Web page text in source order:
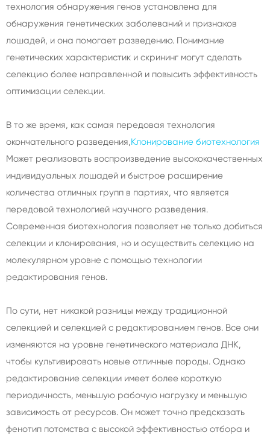
технология обнаружения генов установлена для
обнаружения генетических заболеваний и признаков
лошадей, и она помогает разведению. Понимание
генетических характеристик и скрининг могут сделать
селекцию более направленной и повысить эффективность
оптимизации селекции.
В то же время, как самая передовая технология
окончательного разведения,Клонирование биотехнология
Может реализовать воспроизведение высококачественных
индивидуальных лошадей и быстрое расширение
количества отличных групп в партиях, что является
передовой технологией научного разведения.
Современная биотехнология позволяет не только добиться
селекции и клонирования, но и осуществить селекцию на
молекулярном уровне с помощью технологии
редактирования генов.
По сути, нет никакой разницы между традиционной
селекцией и селекцией с редактированием генов. Все они
изменяются на уровне генетического материала ДНК,
чтобы культивировать новые отличные породы. Однако
редактирование селекции имеет более короткую
периодичность, меньшую рабочую нагрузку и меньшую
зависимость от ресурсов. Он может точно предсказать
фенотип потомства с высокой эффективностью отбора и